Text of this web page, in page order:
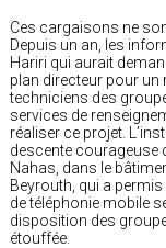
Ces cargaisons ne
Depuis un an, les
Hariri qui aurait
plan directeur pour un
techniciens des
services de
réaliser ce projet.
descente courageuse
Nahas, dans le
Beyrouth, qui a permis
de téléphonie mobile
disposition des
étouffée.